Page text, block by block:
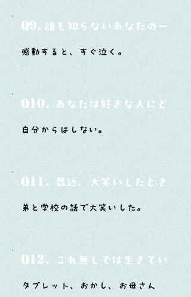
Q9. 誰も知らないあなたの一面は
感動すると、すぐ泣く。
Q10. あなたは好きな人にどう
自分からはしない。
Q11. 最近、大笑いしたときはど
弟と学校の話で大笑いした。
Q12. これ無しでは生きていけ
タブレット、おかし、お母さん